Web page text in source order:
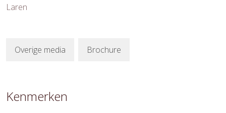
Laren
Overige media Brochure
Kenmerken